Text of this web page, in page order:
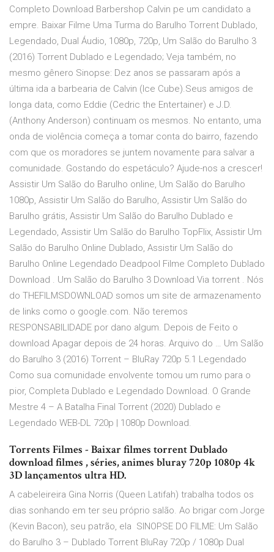
Completo Download Barbershop Calvin pe um candidato a
empre. Baixar Filme Uma Turma do Barulho Torrent Dublado,
Legendado, Dual Áudio, 1080p, 720p, Um Salão do Barulho 3
(2016) Torrent Dublado e Legendado; Veja também, no
mesmo gênero Sinopse: Dez anos se passaram após a
última ida a barbearia de Calvin (Ice Cube).Seus amigos de
longa data, como Eddie (Cedric the Entertainer) e J.D.
(Anthony Anderson) continuam os mesmos. No entanto, uma
onda de violência começa a tomar conta do bairro, fazendo
com que os moradores se juntem novamente para salvar a
comunidade. Gostando do espetáculo? Ajude-nos a crescer!
Assistir Um Salão do Barulho online, Um Salão do Barulho
1080p, Assistir Um Salão do Barulho, Assistir Um Salão do
Barulho grátis, Assistir Um Salão do Barulho Dublado e
Legendado, Assistir Um Salão do Barulho TopFlix, Assistir Um
Salão do Barulho Online Dublado, Assistir Um Salão do
Barulho Online Legendado Deadpool Filme Completo Dublado
Download . Um Salão do Barulho 3 Download Via torrent . Nós
do THEFILMSDOWNLOAD somos um site de armazenamento
de links como o google.com. Não teremos
RESPONSABILIDADE por dano algum. Depois de Feito o
download Apagar depois de 24 horas. Arquivo do … Um Salão
do Barulho 3 (2016) Torrent – BluRay 720p 5.1 Legendado
Como sua comunidade envolvente tomou um rumo para o
pior, Completa Dublado e Legendado Download. O Grande
Mestre 4 – A Batalha Final Torrent (2020) Dublado e
Legendado WEB-DL 720p | 1080p Download.
Torrents Filmes - Baixar filmes torrent Dublado
download filmes , séries, animes bluray 720p 1080p 4k
3D lançamentos ultra HD.
A cabeleireira Gina Norris (Queen Latifah) trabalha todos os
dias sonhando em ter seu próprio salão. Ao brigar com Jorge
(Kevin Bacon), seu patrão, ela SINOPSE DO FILME: Um Salão
do Barulho 3 – Dublado Torrent BluRay 720p / 1080p Dual